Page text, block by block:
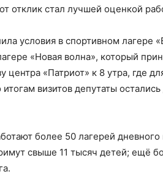
отклик стал лучшей оценкой
условия в спортивном лагере
«Новая волна», который
центра «Патриот» к 8 утра, где
визитов депутаты
более 50 лагерей
свыше 11 тысяч детей; ещё